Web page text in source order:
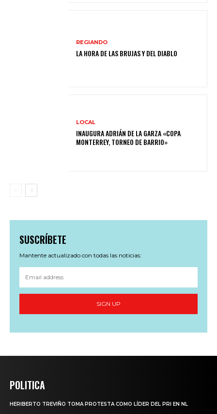
REGIANDO
LA HORA DE LAS BRUJAS Y DEL DIABLO
LOCAL
INAUGURA ADRIÁN DE LA GARZA «COPA
MONTERREY, TORNEO DE BARRIO»
SUSCRÍBETE
Mantente actualizado con todas las noticias:
SIGN UP
POLITICA
HERIBERTO TREVIÑO TOMA PROTESTA COMO LÍDER DEL PRI EN NL